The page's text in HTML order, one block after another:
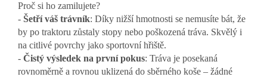
Proč si ho zamilujete?
- Šetří váš trávník: Díky nižší hmotnosti se nemusíte bát, že
by po traktoru zůstaly stopy nebo poškozená tráva. Skvělý i
na citlivé povrchy jako sportovní hřiště.
- Čistý výsledek na první pokus: Tráva je posekaná
rovnoměrně a rovnou uklizená do sběrného koše – žádné